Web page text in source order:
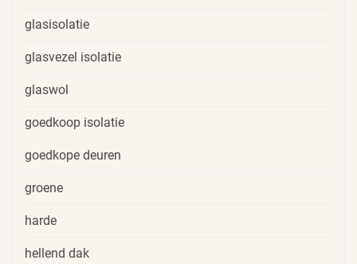
glasisolatie
glasvezel isolatie
glaswol
goedkoop isolatie
goedkope deuren
groene
harde
hellend dak